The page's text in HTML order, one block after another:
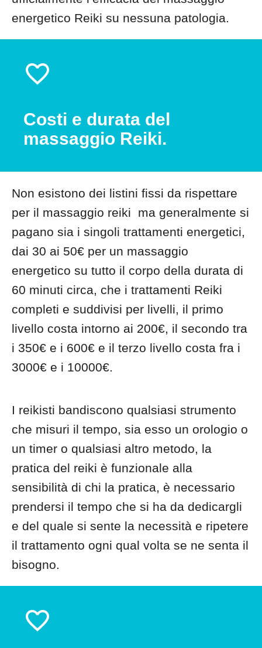
energetico Reiki su nessuna patologia.
Costi e durata del
massaggio Reiki.
Non esistono dei listini fissi da rispettare
per il massaggio reiki ma generalmente si
pagano sia i singoli trattamenti energetici,
dai 30 ai 50€ per un massaggio
energetico su tutto il corpo della durata di
60 minuti circa, che i trattamenti Reiki
completi e suddivisi per livelli, il primo
livello costa intorno ai 200€, il secondo tra
i 350€ e i 600€ e il terzo livello costa fra i
3000€ e i 10000€.
I reikisti bandiscono qualsiasi strumento
che misuri il tempo, sia esso un orologio o
un timer o qualsiasi altro metodo, la
pratica del reiki è funzionale alla
sensibilità di chi la pratica, è necessario
prendersi il tempo che si ha da dedicargli
e del quale si sente la necessità e ripetere
il trattamento ogni qual volta se ne senta il
bisogno.